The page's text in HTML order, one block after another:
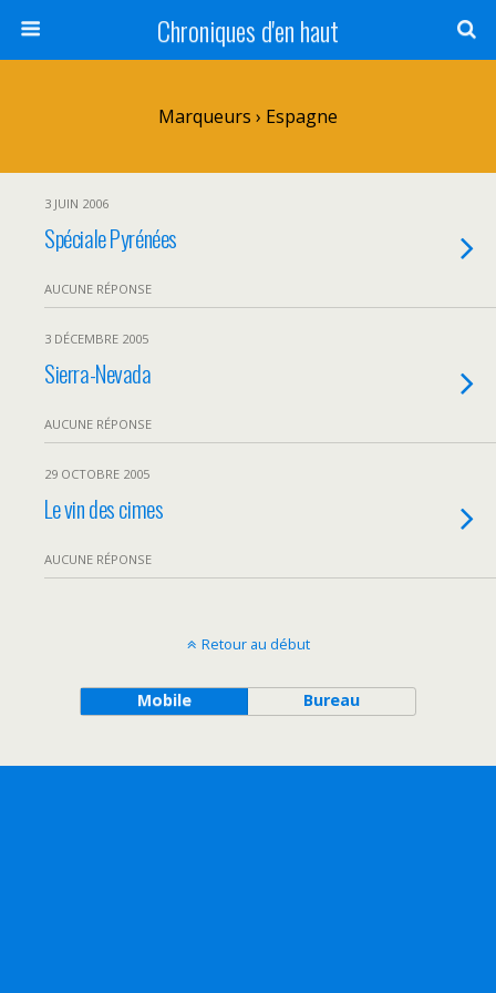
Chroniques d'en haut
Marqueurs › Espagne
3 JUIN 2006
Spéciale Pyrénées
AUCUNE RÉPONSE
3 DÉCEMBRE 2005
Sierra-Nevada
AUCUNE RÉPONSE
29 OCTOBRE 2005
Le vin des cimes
AUCUNE RÉPONSE
Retour au début
Mobile Bureau